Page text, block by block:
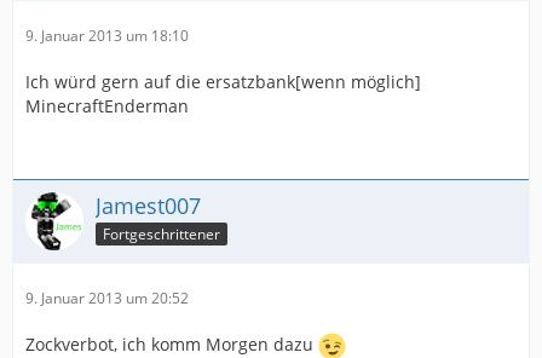
9. Januar 2013 um 18:10
Ich würd gern auf die ersatzbank[wenn möglich]
MinecraftEnderman
Jamest007
Fortgeschrittener
9. Januar 2013 um 20:52
Zockverbot, ich komm Morgen dazu